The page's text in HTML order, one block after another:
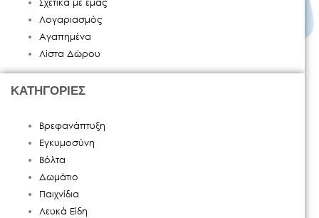
Σχετικά με εμάς
Λογαριασμός
Αγαπημένα
Λίστα Δώρου
ΚΑΤΗΓΟΡΙΕΣ
Βρεφανάπτυξη
Εγκυμοσύνη
Βόλτα
Δωμάτιο
Παιχνίδια
Λευκά Είδη